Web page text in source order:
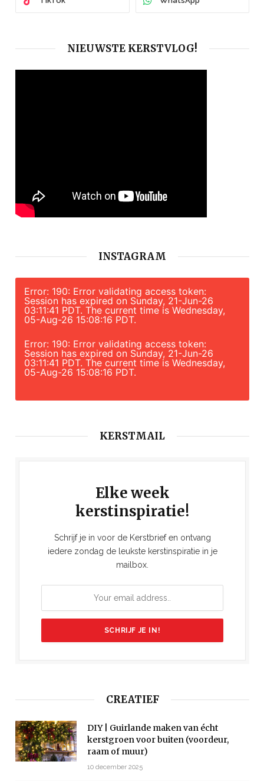
NIEUWSTE KERSTVLOG!
INSTAGRAM
Error: 190: Error validating access token:
Session has expired on Sunday, 21-Jun-26
03:11:41 PDT. The current time is Wednesday,
05-Aug-26 15:08:16 PDT.
Error: 190: Error validating access token:
Session has expired on Sunday, 21-Jun-26
03:11:41 PDT. The current time is Wednesday,
05-Aug-26 15:08:16 PDT.
KERSTMAIL
Elke week
kerstinspiratie!
Schrijf je in voor de Kerstbrief en ontvang
iedere zondag de leukste kerstinspiratie in je
mailbox.
CREATIEF
DIY | Guirlande maken van écht
kerstgroen voor buiten (voordeur,
raam of muur)
10 december 2025